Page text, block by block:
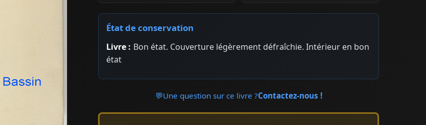
État de conservation
Livre : Bon état. Couverture légèrement défraîchie. Intérieur en bon
état
💬Une question sur ce livre ?Contactez-nous !